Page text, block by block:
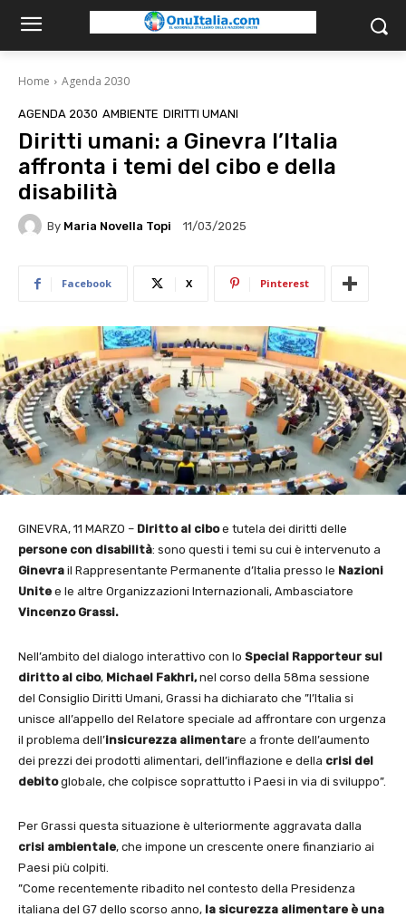
Home Agenda 2030
AGENDA 2030 AMBIENTE DIRITTI UMANI
Diritti umani: a Ginevra l’Italia
affronta i temi del cibo e della
disabilità
By Maria Novella Topi 11/03/2025
Facebook X Pinterest
GINEVRA, 11 MARZO – Diritto al ciboe tutela dei diritti delle
persone con disabilità: sono questi i temi su cui è intervenuto a
Ginevra il Rappresentante Permanente d’Italia presso le Nazioni
Unite e le altre Organizzazioni Internazionali, Ambasciatore
Vincenzo Grassi.
Nell’ambito del dialogo interattivo con lo Special Rapporteur sul
diritto al cibo, Michael Fakhri,nel corso della 58ma sessione
del Consiglio Diritti Umani, Grassi ha dichiarato che ”l’Italia si
unisce all’appello del Relatore speciale ad affrontare con urgenza
il problema dell’insicurezza alimentare a fronte dell’aumento
dei prezzi dei prodotti alimentari, dell’inflazione e della crisi del
debitoglobale, che colpisce soprattutto i Paesi in via di sviluppo”.
Per Grassi questa situazione è ulteriormente aggravata dalla
crisi ambientale, che impone un crescente onere finanziario ai
Paesi più colpiti.
”Come recentemente ribadito nel contesto della Presidenza
italiana del G7 dello scorso anno, la sicurezza alimentare è una